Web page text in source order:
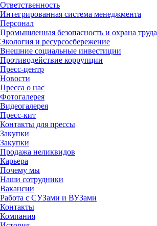
Ответственность
Интегрированная система менеджмента
Персонал
Промышленная безопасность и охрана труда
Экология и ресурсосбережение
Внешние социальные инвестиции
Противодействие коррупции
Пресс-центр
Новости
Пресса о нас
Фотогалерея
Видеогалерея
Пресс-кит
Контакты для прессы
Закупки
Закупки
Продажа неликвидов
Карьера
Почему мы
Наши сотрудники
Вакансии
Работа с СУЗами и ВУЗами
Контакты
Компания